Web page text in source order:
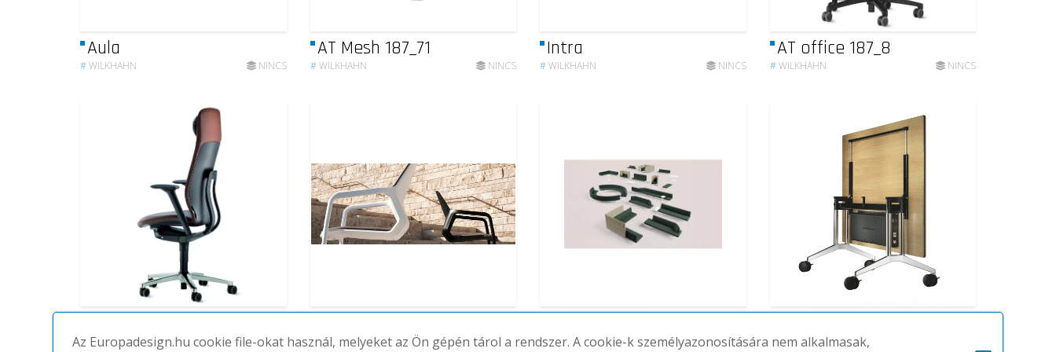
Aula
#WILKHAHN NINCS
AT Mesh 187_71
#WILKHAHN NINCS
Intra
#WILKHAHN NINCS
AT office 187_8
#WILKHAHN NINCS
# WILKHAHN NINCS #WILKHAHN NINCS #WILKHAHN NINCS #WILKHAHN
Az Europadesign.hu cookie file-okat használ, melyeket az Ön gépén tárol a rendszer. A cookie-k személyazonosítására nem alkalmasak,